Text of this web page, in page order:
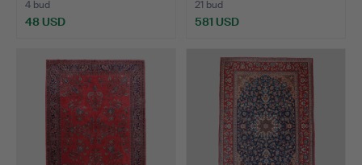
4 bud
48 USD
21 bud
581 USD